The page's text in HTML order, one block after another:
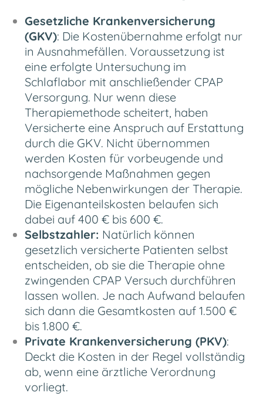
Gesetzliche Krankenversicherung
(GKV): Die Kostenübernahme erfolgt nur
in Ausnahmefällen. Voraussetzung ist
eine erfolgte Untersuchung im
Schlaflabor mit anschließender CPAP
Versorgung. Nur wenn diese
Therapiemethode scheitert, haben
Versicherte eine Anspruch auf Erstattung
durch die GKV. Nicht übernommen
werden Kosten für vorbeugende und
nachsorgende Maßnahmen gegen
mögliche Nebenwirkungen der Therapie.
Die Eigenanteilskosten belaufen sich
dabei auf 400 € bis 600 €.
Selbstzahler: Natürlich können
gesetzlich versicherte Patienten selbst
entscheiden, ob sie die Therapie ohne
zwingenden CPAP Versuch durchführen
lassen wollen. Je nach Aufwand belaufen
sich dann die Gesamtkosten auf 1.500 €
bis 1.800 €.
Private Krankenversicherung (PKV):
Deckt die Kosten in der Regel vollständig
ab, wenn eine ärztliche Verordnung
vorliegt.